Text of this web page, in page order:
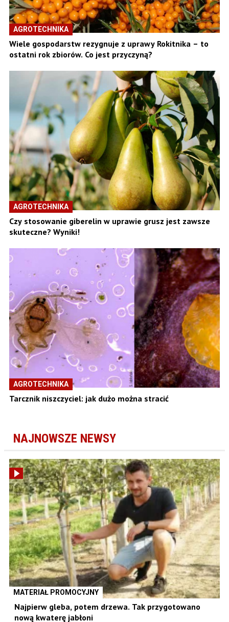
AGROTECHNIKA
Wiele gospodarstw rezygnuje z uprawy Rokitnika – to
ostatni rok zbiorów. Co jest przyczyną?
AGROTECHNIKA
Czy stosowanie giberelin w uprawie grusz jest zawsze
skuteczne? Wyniki!
AGROTECHNIKA
Tarcznik niszczyciel: jak dużo można stracić
NAJNOWSZE NEWSY
MATERIAŁ PROMOCYJNY
Najpierw gleba, potem drzewa. Tak przygotowano
nową kwaterę jabłoni